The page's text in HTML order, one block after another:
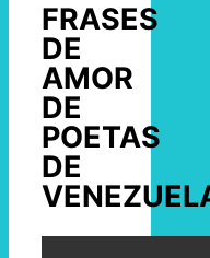
FRASES
DE
AMOR
DE
POETAS
DE